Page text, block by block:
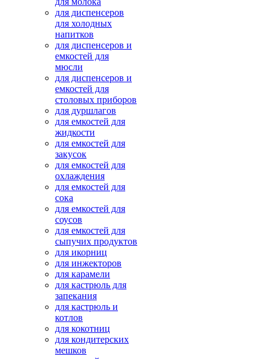
для диспенсеров
для холодных
напитков
для диспенсеров и
емкостей для
мюсли
для диспенсеров и
емкостей для
столовых приборов
для дуршлагов
для емкостей для
жидкости
для емкостей для
закусок
для емкостей для
охлаждения
для емкостей для
сока
для емкостей для
соусов
для емкостей для
сыпучих продуктов
для икорниц
для инжекторов
для карамели
для кастрюль для
запекания
для кастрюль и
котлов
для кокотниц
для кондитерских
мешков